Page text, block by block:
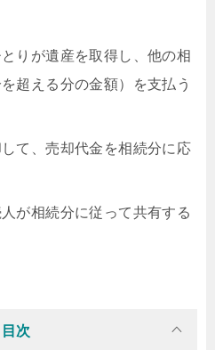
りが遺産を取得し、他の相
超える分の金額）を支払う
て、売却代金を相続分に応
が相続分に従って共有する
目次